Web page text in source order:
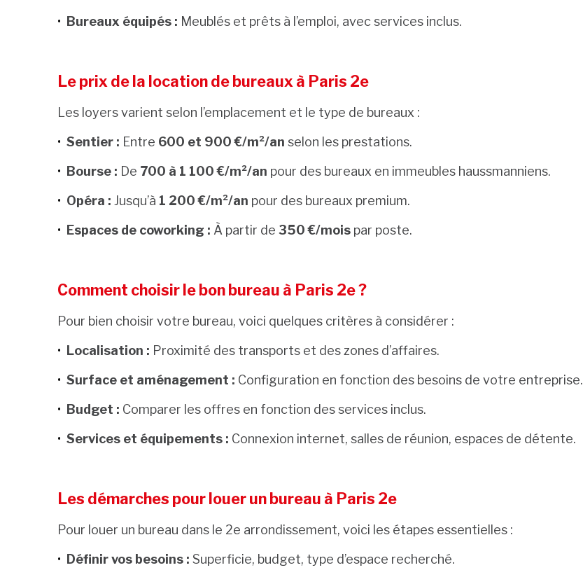
Bureaux équipés : Meublés et prêts à l’emploi, avec services inclus.
Le prix de la location de bureaux à Paris 2e
Les loyers varient selon l’emplacement et le type de bureaux :
Sentier : Entre 600 et 900 €/m²/an selon les prestations.
Bourse : De 700 à 1 100 €/m²/an pour des bureaux en immeubles haussmanniens.
Opéra : Jusqu’à 1 200 €/m²/an pour des bureaux premium.
Espaces de coworking : À partir de 350 €/mois par poste.
Comment choisir le bon bureau à Paris 2e ?
Pour bien choisir votre bureau, voici quelques critères à considérer :
Localisation : Proximité des transports et des zones d’affaires.
Surface et aménagement : Configuration en fonction des besoins de votre entreprise.
Budget : Comparer les offres en fonction des services inclus.
Services et équipements : Connexion internet, salles de réunion, espaces de détente.
Les démarches pour louer un bureau à Paris 2e
Pour louer un bureau dans le 2e arrondissement, voici les étapes essentielles :
Définir vos besoins : Superficie, budget, type d’espace recherché.